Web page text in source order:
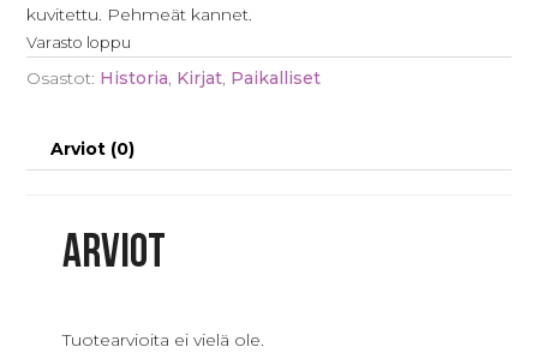
kuvitettu. Pehmeät kannet.
Varasto loppu
Osastot: Historia, Kirjat, Paikalliset
Arviot (0)
Arviot
Tuotearvioita ei vielä ole.